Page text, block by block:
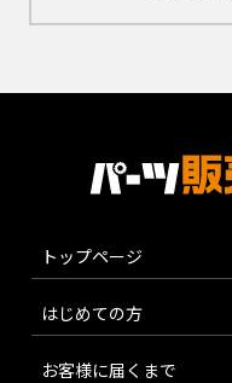
トップページ
はじめての方
お客様に届くまで